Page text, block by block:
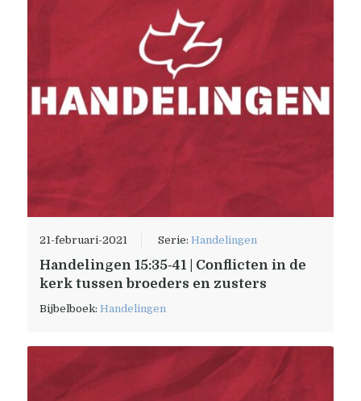
21-februari-2021 Serie:Handelingen
Handelingen 15:35-41 | Conflicten in de
kerk tussen broeders en zusters
Bijbelboek:Handelingen